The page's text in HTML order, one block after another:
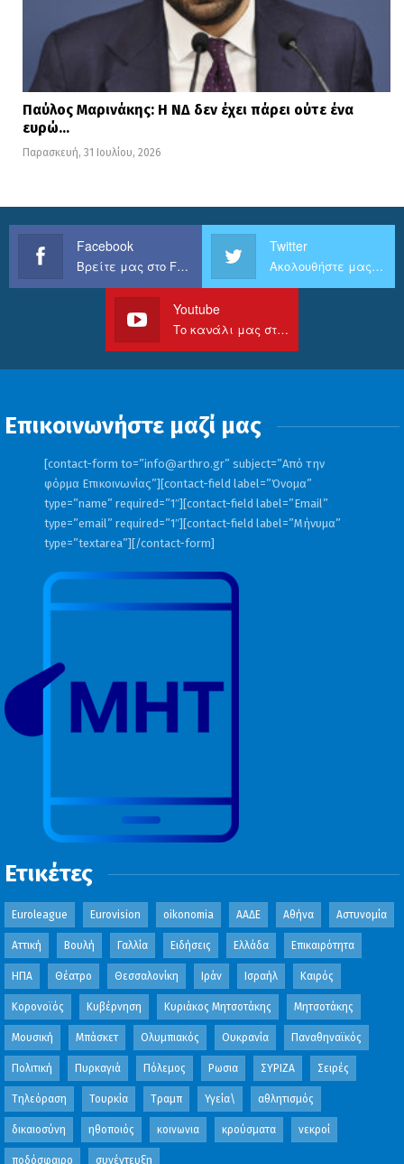
Παύλος Μαρινάκης: Η ΝΔ δεν έχει πάρει ούτε ένα
ευρώ…
Παρασκευή, 31 Ιουλίου, 2026
Facebook
Βρείτε μας στο Facebook
Twitter
Ακολουθήστε μας στο Twitter
Youtube
Το κανάλι μας στο Youtube
Επικοινωνήστε μαζί μας
[contact-form to=”info@arthro.gr” subject=”Από την
φόρμα Επικοινωνίας”][contact-field label=”Όνομα”
type=”name” required=”1″][contact-field label=”Email”
type=”email” required=”1″][contact-field label=”Μήνυμα”
type=”textarea”][/contact-form]
Ετικέτες
Euroleague Eurovision oikonomia ΑΑΔΕ Αθήνα Αστυνομία
Αττική Βουλή Γαλλία Ειδήσεις Ελλάδα Επικαιρότητα
ΗΠΑ Θέατρο Θεσσαλονίκη Ιράν Ισραήλ Καιρός
Κορονοϊός Κυβέρνηση Κυριάκος Μητσοτάκης Μητσοτάκης
Μουσική Μπάσκετ Ολυμπιακός Ουκρανία Παναθηναϊκός
Πολιτική Πυρκαγιά Πόλεμος Ρωσια ΣΥΡΙΖΑ Σειρές
Τηλεόραση Τουρκία Τραμπ Υγεία\ αθλητισμός
δικαιοσύνη ηθοποιός κοινωνια κρούσματα νεκροί
ποδόσφαιρο συνέντευξη